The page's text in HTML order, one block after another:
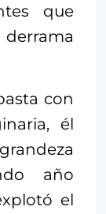
que
con
él
año
el